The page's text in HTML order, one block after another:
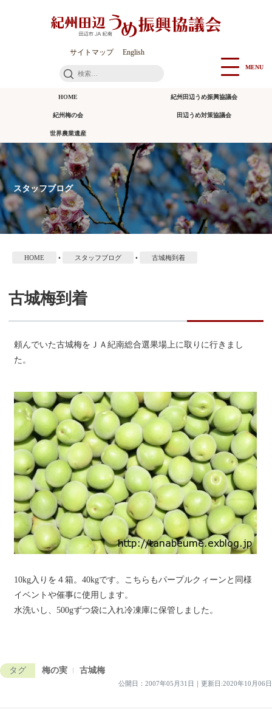
サイトマップ English
検
MENU
HOME 紀州田辺うめ振興協議会
紀州梅の会 田辺うめ対策協議会
世界農業遺産
スタッフブログ
HOME • スタッフブログ • 古城梅到着
古城梅到着
頼んでいた古城梅をＪＡ紀南総合選果場上に取りに行きまし
た。
10kg入りを４箱。40kgです。こちらもパープルクィーンと同様
イベントや催事に使用します。
水洗いし、500gずつ袋に入れ冷凍庫に保管しました。
タグ 梅の実 古城梅
公開日： 2007年05月31日 ｜ 更新日:2020年10月06日